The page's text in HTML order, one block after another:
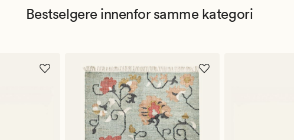
Bestselgere innenfor samme kategori